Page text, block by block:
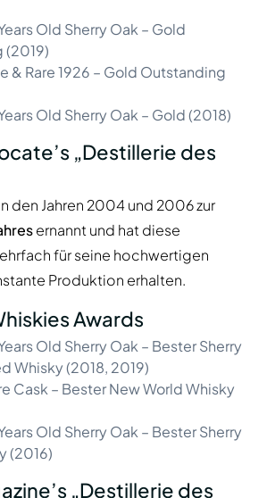
Old Sherry Oak – Gold
(2019)
& Rare 1926 – Gold Outstanding
Old Sherry Oak – Gold (2018)
„Destillerie des
den Jahren 2004 und 2006 zur
ernannt und hat diese
für seine hochwertigen
Produktion erhalten.
Awards
Old Sherry Oak – Bester Sherry
Whisky (2018, 2019)
Cask – Bester New World Whisky
Old Sherry Oak – Bester Sherry
(2016)
„Destillerie des